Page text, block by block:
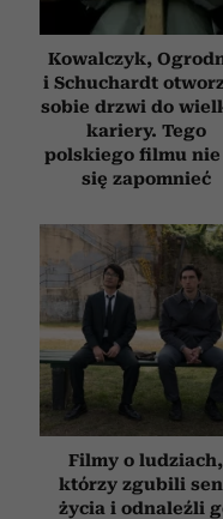
Kowalczyk,
i Schuchardt
sobie drzwi do
kariery. Tego
polskiego filmu nie
się zapomnieć
Filmy o ludziach,
którzy zgubili
życia i odnaleźli